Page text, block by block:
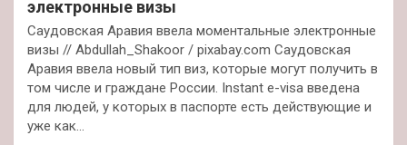
электронные визы
Саудовская Аравия ввела моментальные электронные
визы // Abdullah_Shakoor / pixabay.com Саудовская
Аравия ввела новый тип виз, которые могут получить в
том числе и граждане России. Instant e-visa введена
для людей, у которых в паспорте есть действующие и
уже как…